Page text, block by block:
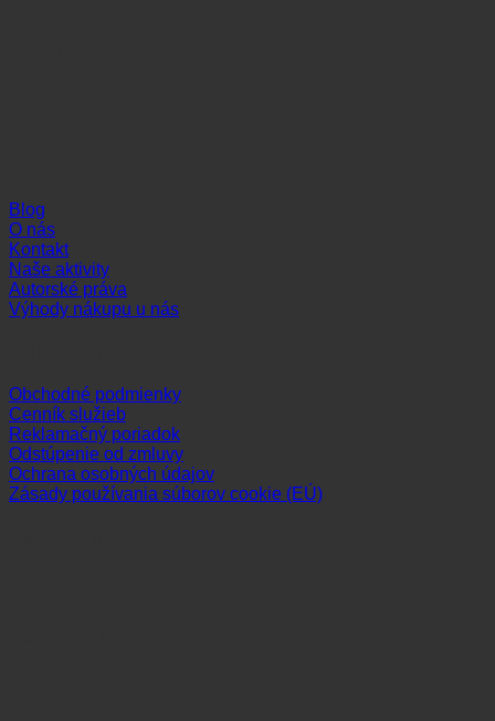
Blog
O nás
Kontakt
Naše aktivity
Autorské práva
Výhody nákupu u nás
Obchodné podmienky
Cenník služieb
Reklamačný poriadok
Odstúpenie od zmluvy
Ochrana osobných údajov
Zásady používania súborov cookie (EÚ)